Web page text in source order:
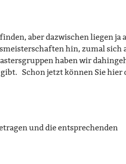
aber dazwischen liegen ja
hin, zumal sich
haben wir
gibt. Schon jetzt können Sie hier
und die entsprechenden